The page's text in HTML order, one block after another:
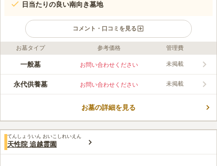
日当たりの良い南向き墓地
コメント・口コミを見る
口コミ評価
この霊園はまだ誰からも評価されていません。
お墓タイプ 参考価格 管理費
一般墓 お問い合わせください 未掲載
永代供養墓 お問い合わせください 未掲載
お墓の詳細を見る
てんしょういん おいこしれいえん
天性院 追越霊園